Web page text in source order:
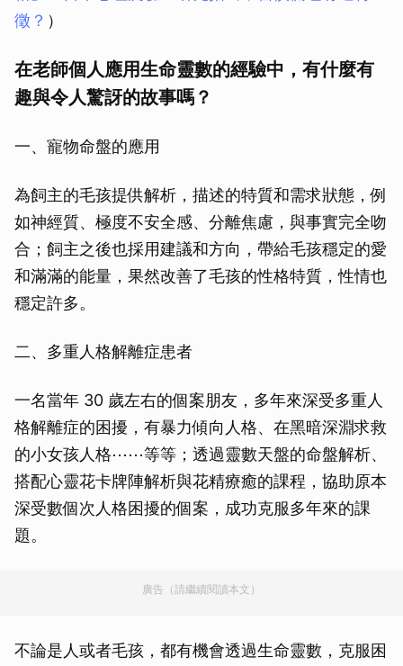
徵？ ）
在老師個人應用生命靈數的經驗中，有什麼有
趣與令人驚訝的故事嗎？
一、寵物命盤的應用
為飼主的毛孩提供解析，描述的特質和需求狀態，例
如神經質、極度不安全感、分離焦慮，與事實完全吻
合；飼主之後也採用建議和方向，帶給毛孩穩定的愛
和滿滿的能量，果然改善了毛孩的性格特質，性情也
穩定許多。
二、多重人格解離症患者
一名當年 30 歲左右的個案朋友，多年來深受多重人
格解離症的困擾，有暴力傾向人格、在黑暗深淵求救
的小女孩人格⋯⋯等等；透過靈數天盤的命盤解析、
搭配心靈花卡牌陣解析與花精療癒的課程，協助原本
深受數個次人格困擾的個案，成功克服多年來的課
題。
廣告（請繼續閱讀本文）
不論是人或者毛孩，都有機會透過生命靈數，克服困